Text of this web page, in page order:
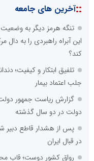
::آخرین های جامعه
تنگه هرمز دیگر به
این آبراه راهبردی را به
کند؟
تلفیق ابتکار و کیفیت؛
جلب اعتماد بیمار
گزارش ریاست جمهور
دولت در دو سال گذشته
پس از هشدار قاطع دبیر
در قبال ایران
رواق کشور دوست؛ قاب